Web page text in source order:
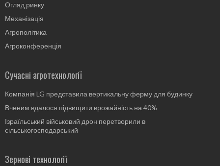
Огляд ринку
Механізація
Агрополітика
Агроконференція
Сучасні агротехнології
Компанія LG представила вертикальну ферму для будинку
Вченим вдалося підвищити врожайність на 40%
Ізраїльський військовий дрон перетворили в
сільськогосподарський
Зернові технології